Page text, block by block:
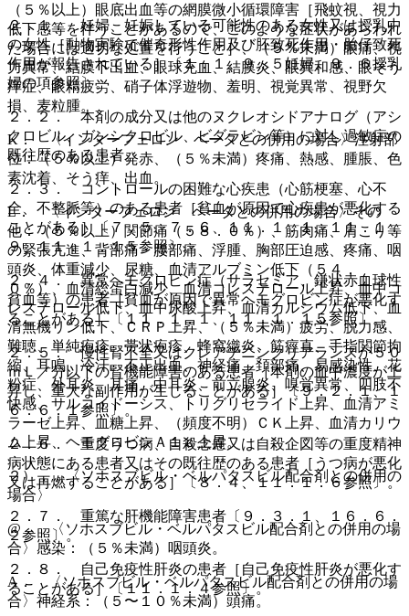
２．１． 妊婦、妊娠している可能性のある女性又は授乳中
の女性［動物実験で催奇形性作用及び胚致死作用・胎仔致死
作用が報告されている］〔１．１、９．５妊婦、９．６授乳
婦の項参照〕。
２．２． 本剤の成分又は他のヌクレオシドアナログ（アシ
クロビル、ガンシクロビル、ビダラビン等）に対し過敏症の
既往歴のある患者。
２．３． コントロールの困難な心疾患（心筋梗塞、心不
全、不整脈等）のある患者［貧血が原因で心疾患が悪化する
ことがある］〔７．５、７．６、１１．１．１、１１．１．
９、１１．１．１５参照〕。
２．４． 異常ヘモグロビン症（サラセミア、鎌状赤血球性
貧血等）の患者［貧血が原因で異常ヘモグロビン症が悪化す
ることがある］〔１１．１．１、１１．１．１５参照〕。
２．５． 慢性腎不全又はクレアチニンクリアランスが５０
ｍＬ／分以下の腎機能障害のある患者［本剤の血中濃度が上
昇し、重大な副作用が生じることがある］〔９．２．１、１
６．６．１参照〕。
２．６． 重度うつ病、自殺念慮又は自殺企図等の重度精神
病状態にある患者又はその既往歴のある患者［うつ病が悪化
又は再燃することがある］〔８．４、１１．１．６参照〕。
２．７． 重篤な肝機能障害患者〔９．３．１、１６．６．
２参照〕。
２．８． 自己免疫性肝炎の患者［自己免疫性肝炎が悪化す
ることがある］〔１１．１．４参照〕。
（５％以上）眼底出血等の網膜微小循環障害［飛蚊視、視力
低下感等を伴うことがあるので、このような症状があらわれ
た場合には適切な処置を行うこと］、（５％未満）眼痛、視
力異常、結膜下出血、眼球充血、結膜炎、眼異和感、眼そう
痒症、眼精疲労、硝子体浮遊物、羞明、視覚異常、視野欠
損、麦粒腫。
K． 〈インターフェロン ベータとの併用の場合〉注射部
位：（５％以上）発赤、（５％未満）疼痛、熱感、腫脹、色
素沈着、そう痒、出血。
L． 〈インターフェロン ベータとの併用の場合〉その
他：（５％以上）関節痛（５８．０％）、筋肉痛、肩こり等
の緊張亢進、背部痛・腰部痛、浮腫、胸部圧迫感、疼痛、咽
頭炎、体重減少、尿糖、血清アルブミン低下（５４．
０％）、血清総蛋白減少、血清コレステロール上昇、血中コ
レステロール低下、血中尿酸上昇、血清カルシウム低下、血
清無機リン低下、ＣＲＰ上昇、（５％未満）疲労、脱力感、
難聴、単純疱疹、帯状疱疹、蜂窩織炎、筋痙直、手指関節拘
縮、耳鳴、冷汗、不正出血、神経痛、頚部痛、易感染性、花
粉症、外耳炎、耳痛、中耳炎、前立腺炎、嗅覚異常、四肢不
快感、サルコイドーシス、トリグリセライド上昇、血清アミ
ラーゼ上昇、血糖上昇、（頻度不明）ＣＫ上昇、血清カリウ
ム上昇、ヘモグロビンＡ１ｃ上昇。
２）． 〈ソホスブビル・ベルパタスビル配合剤との併用の
場合〉
@． 〈ソホスブビル・ベルパタスビル配合剤との併用の場
合〉感染：（５％未満）咽頭炎。
A． 〈ソホスブビル・ベルパタスビル配合剤との併用の場
合〉神経系：（５〜１０％未満）頭痛。